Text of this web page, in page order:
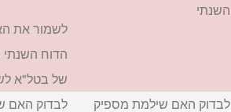
השנתי
לשמור את
הדוח
של בטל"א
לבדוק האם שילמת מספיק
לבדוק האם